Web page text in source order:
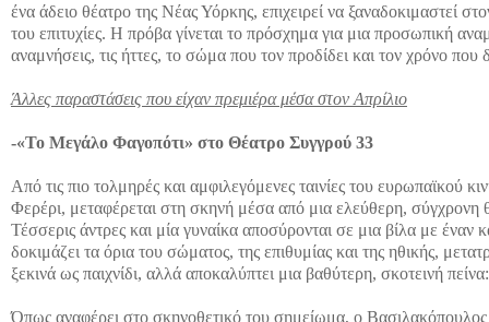
ένα άδειο θέατρο της Νέας Υόρκης, επιχειρεί να ξαναδοκιμαστεί
του επιτυχίες. Η πρόβα γίνεται το πρόσχημα για μια προσωπική
αναμνήσεις, τις ήττες, το σώμα που τον προδίδει και τον χρόνο που
Άλλες παραστάσεις που είχαν πρεμιέρα μέσα στον Απρίλιο
-«Το Μεγάλο Φαγοπότι» στο Θέατρο Συγγρού 33
Από τις πιο τολμηρές και αμφιλεγόμενες ταινίες του
Φερέρι, μεταφέρεται στη σκηνή μέσα από μια ελεύθερη,
Τέσσερις άντρες και μία γυναίκα αποσύρονται σε μια βίλα με
δοκιμάζει τα όρια του σώματος, της επιθυμίας και της ηθικής,
ξεκινά ως παιχνίδι, αλλά αποκαλύπτει μια βαθύτερη, σκοτεινή
Όπως αναφέρει στο σκηνοθετικό του σημείωμα, ο Βασιλακόπουλος